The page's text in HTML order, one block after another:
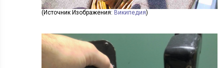
(Источник Изображения: Википедия)